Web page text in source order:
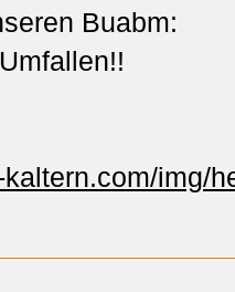
Buabm:
img/